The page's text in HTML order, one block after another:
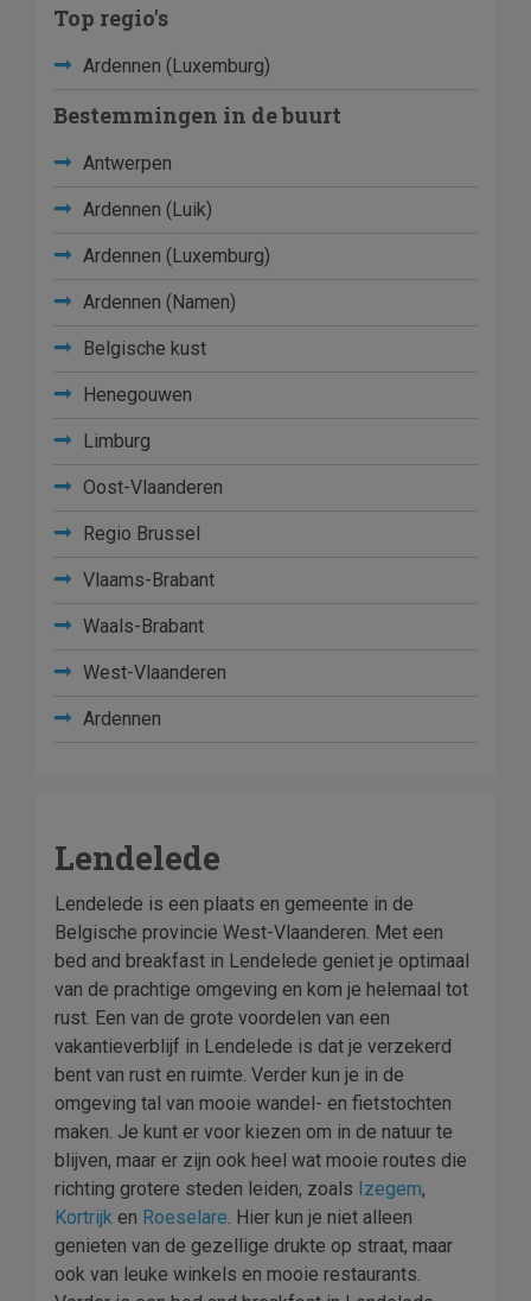
Top regio's
Ardennen (Luxemburg)
Bestemmingen in de buurt
Antwerpen
Ardennen (Luik)
Ardennen (Luxemburg)
Ardennen (Namen)
Belgische kust
Henegouwen
Limburg
Oost-Vlaanderen
Regio Brussel
Vlaams-Brabant
Waals-Brabant
West-Vlaanderen
Ardennen
Lendelede
Lendelede is een plaats en gemeente in de
Belgische provincie West-Vlaanderen. Met een
bed and breakfast in Lendelede geniet je optimaal
van de prachtige omgeving en kom je helemaal tot
rust. Een van de grote voordelen van een
vakantieverblijf in Lendelede is dat je verzekerd
bent van rust en ruimte. Verder kun je in de
omgeving tal van mooie wandel- en fietstochten
maken. Je kunt er voor kiezen om in de natuur te
blijven, maar er zijn ook heel wat mooie routes die
richting grotere steden leiden, zoals Izegem,
Kortrijk en Roeselare. Hier kun je niet alleen
genieten van de gezellige drukte op straat, maar
ook van leuke winkels en mooie restaurants.